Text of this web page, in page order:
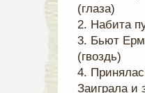
(глаза)
2. Набита
3. Бьют
(гвоздь)
4.
Заиграла и